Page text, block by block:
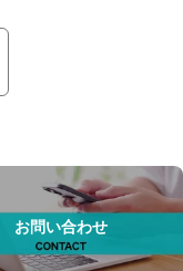
お問い合わせ